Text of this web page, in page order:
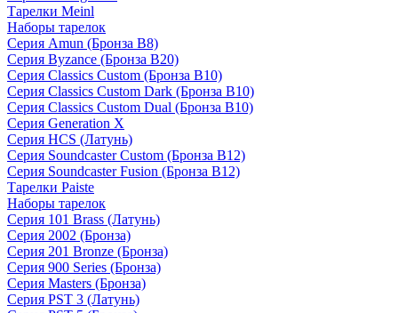
Тарелки Meinl
Наборы тарелок
Серия Amun (Бронза B8)
Серия Byzance (Бронза B20)
Серия Classics Custom (Бронза B10)
Серия Classics Custom Dark (Бронза B10)
Серия Classics Custom Dual (Бронза B10)
Серия Generation X
Серия HCS (Латунь)
Серия Soundcaster Custom (Бронза B12)
Серия Soundcaster Fusion (Бронза B12)
Тарелки Paiste
Наборы тарелок
Серия 101 Brass (Латунь)
Серия 2002 (Бронза)
Серия 201 Bronze (Бронза)
Серия 900 Series (Бронза)
Серия Masters (Бронза)
Серия PST 3 (Латунь)